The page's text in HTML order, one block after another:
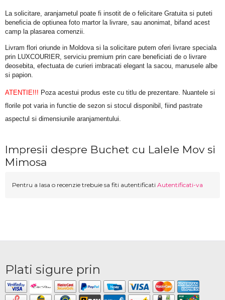
La solicitare, aranjametul poate fi insotit de o felicitare Gratuita si puteti
beneficia de optiunea foto martor la livrare, sau anonimat, bifand acest
camp la plasarea comenzii.
Livram flori oriunde in Moldova si la solicitare putem oferi livrare speciala
prin LUXCOURIER, serviciu premium prin care beneficiati de o livrare
deosebita, efectuata de curieri imbracati elegant la sacou, manusele albe
si papion.
ATENTIE!!! Poza acestui produs este cu titlu de prezentare. Nuantele si
florile pot varia in functie de sezon si stocul disponibil, fiind pastrate
aspectul si dimensiunile aranjamentului.
Impresii despre Buchet cu Lalele Mov si
Mimosa
Pentru a lasa o recenzie trebuie sa fiti autentificati Autentificati-va
Plati sigure prin